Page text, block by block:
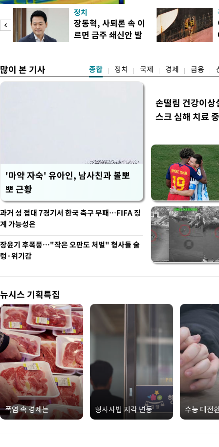
주 북구 용봉동 패션의거
기도 전인 이른 시각부터
통 샛노랗거나 새빨갛게 물
른색, 온도가 높을수록 붉
정치
장동혁, 사퇴론 속 이
르면 금주 쇄신안 발
많이 본 기사 종합 정치 국제 경제 금융
'마약 자숙' 유아인, 남사친과 볼뽀
뽀 근황
손떨림 건강이
스크 심해 치료
과거 성 접대 7경기서 한국 축구 무패…FIFA 징
계 가능성은
장윤기 후폭풍…"작은 오판도 처벌" 형사들 술
렁·위기감
뉴시스 기획특집
폭염 속 경제는 형사사법 지각 변동 수능 대전